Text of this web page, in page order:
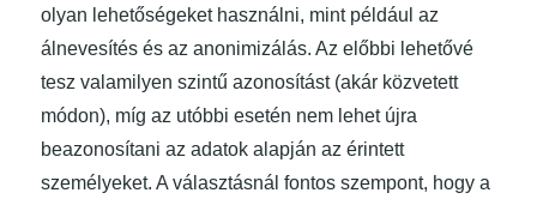
olyan lehetőségeket használni, mint például az
álnevesítés és az anonimizálás. Az előbbi lehetővé
tesz valamilyen szintű azonosítást (akár közvetett
módon), míg az utóbbi esetén nem lehet újra
beazonosítani az adatok alapján az érintett
személyeket. A választásnál fontos szempont, hogy a